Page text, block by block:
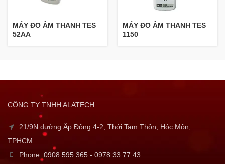
MÁY ĐO ÂM THANH TES
52AA
MÁY ĐO ÂM THANH TES
1150
CÔNG TY TNHH ALATECH
21/9N đường Ấp Đông 4-2, Thới Tam Thôn, Hóc Môn,
TPHCM
Phone: 0908 595 365 - 0978 33 77 43